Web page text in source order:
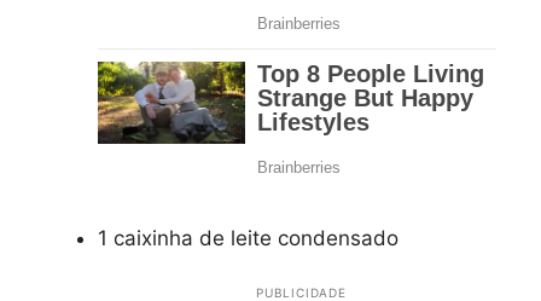
1 caixinha de leite condensado
PUBLICIDADE